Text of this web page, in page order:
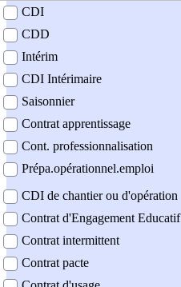
contrat
CDI
CDD
Intérim
CDI Intérimaire
Saisonnier
Contrat apprentissage
Cont. professionnalisation
Prépa.opérationnel.emploi
CDI de chantier ou d'opération
Contrat d'Engagement Educatif
Contrat intermittent
Contrat pacte